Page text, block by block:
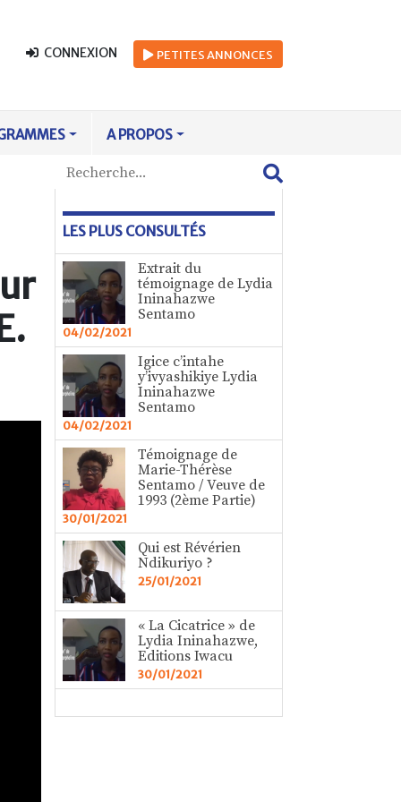
CONNEXION PETITESANNONCES
A PROPOS
LES PLUS CONSULTÉS
Extrait du
témoignage de Lydia
Ininahazwe
Sentamo
04/02/2021
Igice c’intahe
y’ivyashikiye Lydia
Ininahazwe
Sentamo
04/02/2021
Témoignage de
Marie-Thérèse
Sentamo / Veuve de
1993 (2ème Partie)
30/01/2021
Qui est Révérien
Ndikuriyo ?
25/01/2021
« La Cicatrice » de
Lydia Ininahazwe,
Editions Iwacu
30/01/2021